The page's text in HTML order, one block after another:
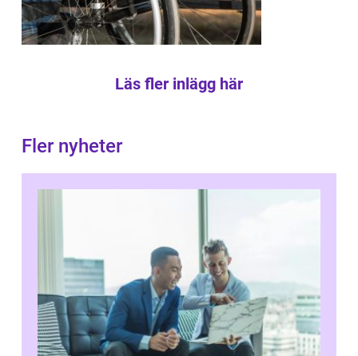
Läs fler inlägg här
Fler nyheter